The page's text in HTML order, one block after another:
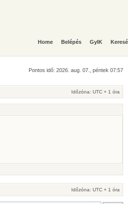
Home Belépés GyIK
Pontos idő: 2026. aug. 07., péntek 07:57
Időzóna: UTC + 1 óra
Időzóna: UTC + 1 óra